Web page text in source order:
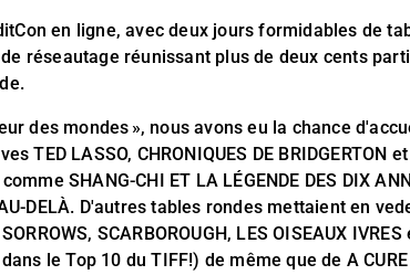
en ligne, avec deux jours formidables de
réseautage réunissant plus de deux cents
des mondes », nous avons eu la chance
TED LASSO, CHRONIQUES DE BRIDGERTON
SHANG-CHI ET LA LÉGENDE DES DIX
DELÀ. D'autres tables rondes mettaient en
SCARBOROUGH, LES OISEAUX IVRES
le Top 10 du TIFF!) de même que de A CURE